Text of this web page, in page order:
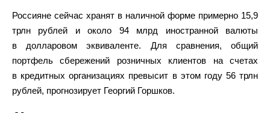
Россияне сейчас хранят в наличной форме примерно 15,9
трлн рублей и около 94 млрд иностранной валюты
в долларовом эквиваленте. Для сравнения, общий
портфель сбережений розничных клиентов на счетах
в кредитных организациях превысит в этом году 56 трлн
рублей, прогнозирует Георгий Горшков.